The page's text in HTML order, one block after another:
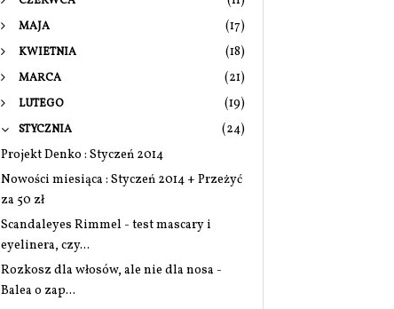
MAJA (17)
KWIETNIA (18)
MARCA (21)
LUTEGO (19)
STYCZNIA
(24)
Projekt Denko : Styczeń 2014
Nowości miesiąca : Styczeń 2014 + Przeżyć
za 50 zł
Scandaleyes Rimmel - test mascary i
eyelinera, czy...
Rozkosz dla włosów, ale nie dla nosa -
Balea o zap...